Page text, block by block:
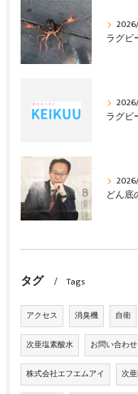
ラグビ
どん底
タグ Tags
アクセス 消臭機 自衛
次亜塩素酸水 お問い合わせ
株式会社エフエムアイ 次